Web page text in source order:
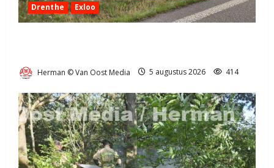
Drenthe
Exloo
Herman © Van Oost Media 5 augustus 2026 414